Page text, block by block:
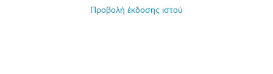
Προβολή έκδοσης ιστού